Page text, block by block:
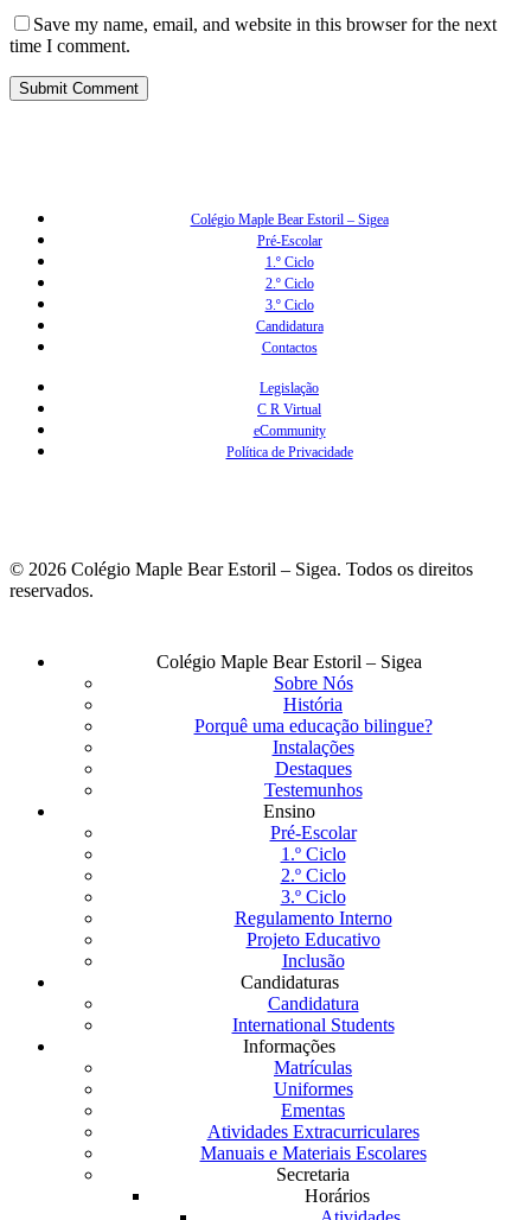
Save my name, email, and website in this browser for the next
time I comment.
Colégio Maple Bear Estoril – Sigea
Pré-Escolar
1.º Ciclo
2.º Ciclo
3.º Ciclo
Candidatura
Contactos
Legislação
C R Virtual
eCommunity
Política de Privacidade
© 2026 Colégio Maple Bear Estoril – Sigea. Todos os direitos
reservados.
Fechar
Colégio Maple Bear Estoril – Sigea
Sobre Nós
História
Porquê uma educação bilingue?
Instalações
Destaques
Testemunhos
Ensino
Pré-Escolar
1.º Ciclo
2.º Ciclo
3.º Ciclo
Regulamento Interno
Projeto Educativo
Inclusão
Candidaturas
Candidatura
International Students
Informações
Matrículas
Uniformes
Ementas
Atividades Extracurriculares
Manuais e Materiais Escolares
Secretaria
Horários